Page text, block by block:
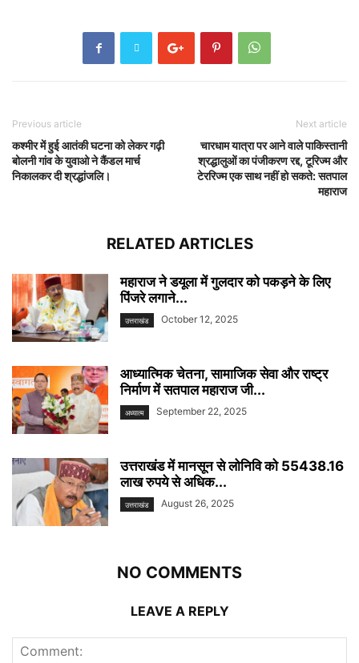
Previous article
कश्मीर में हुई आतंकी घटना को लेकर गढ़ी
बोलनी गांव के युवाओ ने कैंडल मार्च
निकालकर दी श्रद्धांजलि।
Next article
चारधाम यात्रा पर आने वाले पाकिस्तानी
श्रद्धालुओं का पंजीकरण रद्द, टूरिज्म और
टेररिज्म एक साथ नहीं हो सकते: सतपाल
महाराज
RELATED ARTICLES
महाराज ने डयूला में गुलदार को पकड़ने के लिए
पिंजरे लगाने...
उत्तराखंड October 12, 2025
आध्यात्मिक चेतना, सामाजिक सेवा और राष्ट्र
निर्माण में सतपाल महाराज जी...
अध्यात्म September 22, 2025
उत्तराखंड में मानसून से लोनिवि को 55438.16
लाख रुपये से अधिक...
उत्तराखंड August 26, 2025
NO COMMENTS
LEAVE A REPLY